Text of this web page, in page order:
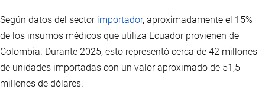
Según datos del sector importador, aproximadamente el 15%
de los insumos médicos que utiliza Ecuador provienen de
Colombia. Durante 2025, esto representó cerca de 42 millones
de unidades importadas con un valor aproximado de 51,5
millones de dólares.